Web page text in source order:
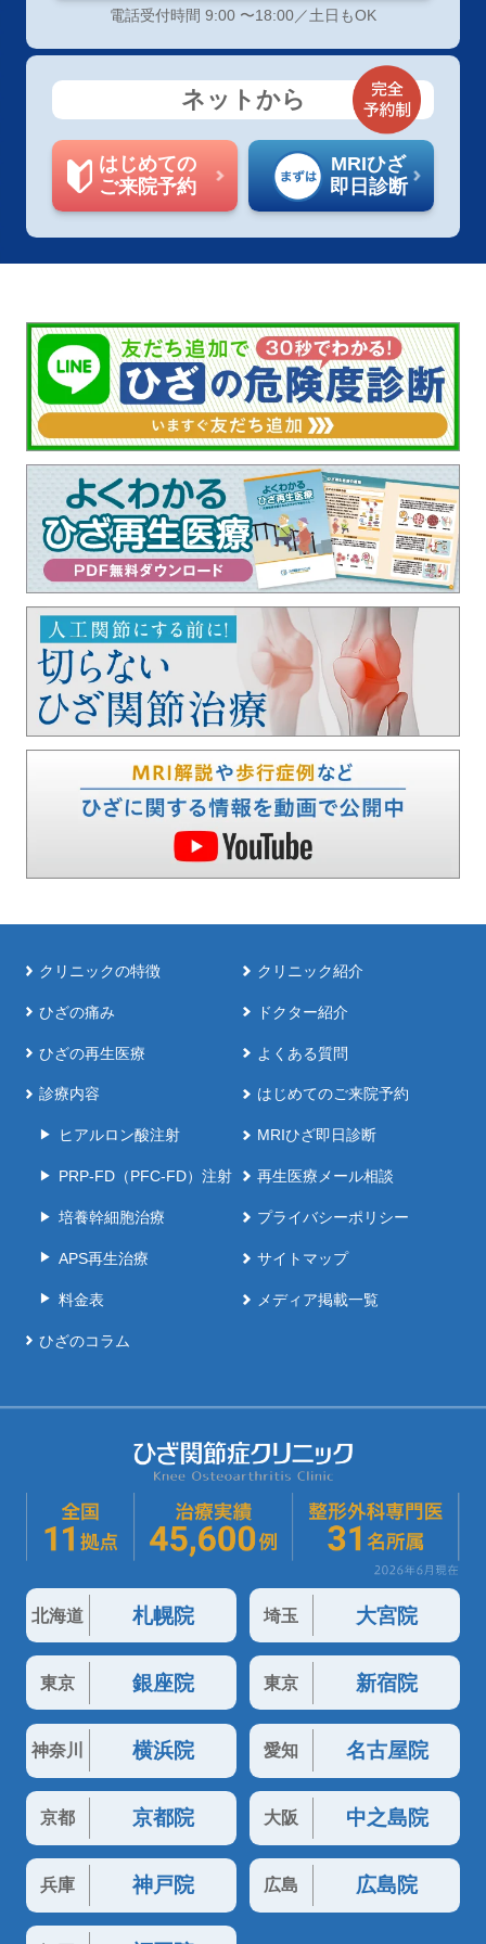
電話受付時間 9:00 〜18:00／土日もOK
ネットから
はじめての
ご来院予約
MRIひざ
即日診断
クリニックの特徴
ひざの痛み
ひざの再生医療
診療内容
ヒアルロン酸注射
PRP-FD（PFC-FD）注射
培養幹細胞治療
APS再生治療
料金表
ひざのコラム
クリニック紹介
ドクター紹介
よくある質問
はじめてのご来院予約
MRIひざ即日診断
再生医療メール相談
プライバシーポリシー
サイトマップ
メディア掲載一覧
北海道 札幌院 埼玉 大宮院
東京 銀座院 東京 新宿院
神奈川 横浜院 愛知 名古屋院
京都 京都院 大阪 中之島院
兵庫 神戸院 広島 広島院